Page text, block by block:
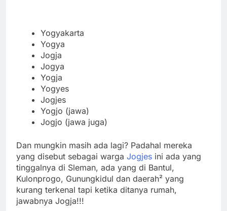
Yogyakarta
Yogya
Jogja
Jogya
Yogja
Yogyes
Jogjes
Yogjo (jawa)
Jogjo (jawa juga)
Dan mungkin masih ada lagi? Padahal mereka
yang disebut sebagai warga Jogjes ini ada yang
tinggalnya di Sleman, ada yang di Bantul,
Kulonprogo, Gunungkidul dan daerah² yang
kurang terkenal tapi ketika ditanya rumah,
jawabnya Jogja!!!